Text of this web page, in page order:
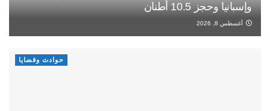
وإسبانيا وحجز 10.5 أطنان
أغسطس 8, 2026
حوادث وقضايا